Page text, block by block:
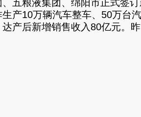
、五粮液集团、绵阳市正式签
生产10万辆汽车整车、50万台
产后新增销售收入80亿元。